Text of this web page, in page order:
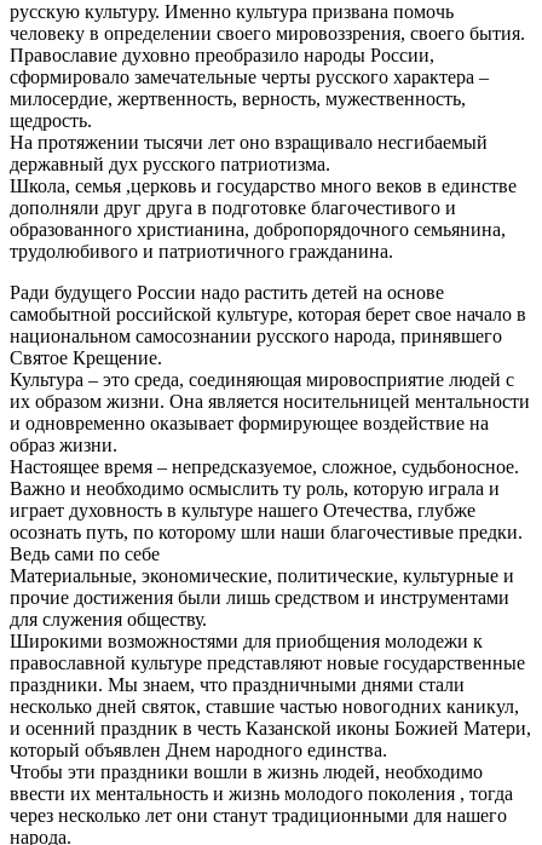
русскую культуру. Именно культура призвана помочь
человеку в определении своего мировоззрения, своего бытия.
Православие духовно преобразило народы России,
сформировало замечательные черты русского характера –
милосердие, жертвенность, верность, мужественность,
щедрость.
На протяжении тысячи лет оно взращивало несгибаемый
державный дух русского патриотизма.
Школа, семья ,церковь и государство много веков в единстве
дополняли друг друга в подготовке благочестивого и
образованного христианина, добропорядочного семьянина,
трудолюбивого и патриотичного гражданина.
Ради будущего России надо растить детей на основе
самобытной российской культуре, которая берет свое начало в
национальном самосознании русского народа, принявшего
Святое Крещение.
Культура – это среда, соединяющая мировосприятие людей с
их образом жизни. Она является носительницей ментальности
и одновременно оказывает формирующее воздействие на
образ жизни.
Настоящее время – непредсказуемое, сложное, судьбоносное.
Важно и необходимо осмыслить ту роль, которую играла и
играет духовность в культуре нашего Отечества, глубже
осознать путь, по которому шли наши благочестивые предки.
Ведь сами по себе
Материальные, экономические, политические, культурные и
прочие достижения были лишь средством и инструментами
для служения обществу.
Широкими возможностями для приобщения молодежи к
православной культуре представляют новые государственные
праздники. Мы знаем, что праздничными днями стали
несколько дней святок, ставшие частью новогодних каникул,
и осенний праздник в честь Казанской иконы Божией Матери,
который объявлен Днем народного единства.
Чтобы эти праздники вошли в жизнь людей, необходимо
ввести их ментальность и жизнь молодого поколения , тогда
через несколько лет они станут традиционными для нашего
народа.